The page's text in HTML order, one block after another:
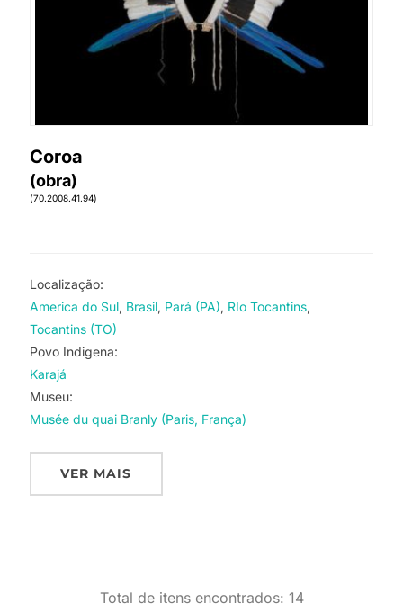
Coroa
(obra)
(70.2008.41.94)
Localização:
America do Sul Brasil Pará (PA) RIo Tocantins
Tocantins (TO)
Povo Indigena:
Karajá
Museu:
Musée du quai Branly (Paris, França)
VER MAIS
Total de itens encontrados: 14